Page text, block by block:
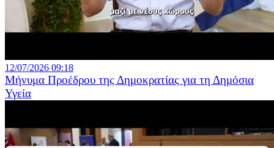
12/07/2026 09:18
Μήνυμα Προέδρου της Δημοκρατίας για τη Δημόσια
Υγεία